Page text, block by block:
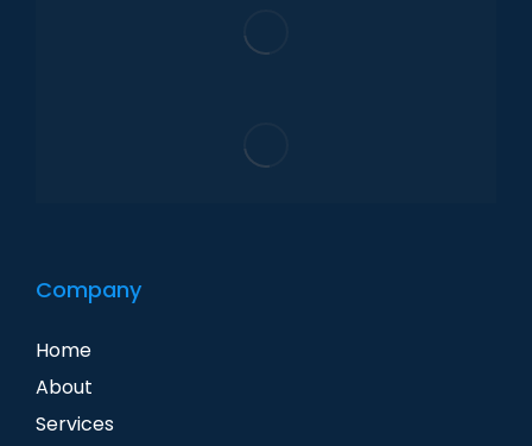
Company
Home
About
Services